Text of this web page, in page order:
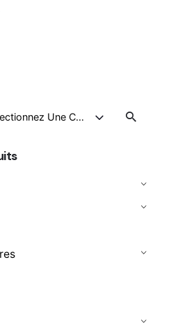
Sélectionnez Une Catégorie